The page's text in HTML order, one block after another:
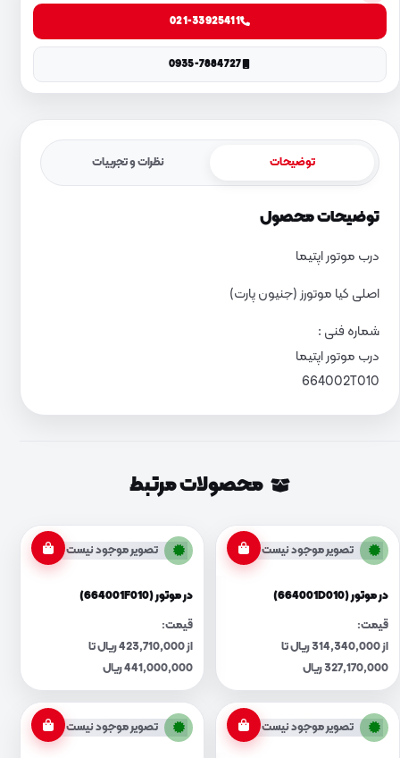
021-33925411
0935-7884727
توضیحات نظرات و تجربیات
توضیحات محصول
درب موتور اپتیما
اصلی کیا موتورز (جنیون پارت)
شماره فنی :
درب موتور اپتیما
664002T010
محصولات مرتبط
تصویر موجود نیست
در موتور (664001D010)
قیمت:
از 314,340,000 ریال تا
327,170,000 ریال
تصویر موجود نیست
در موتور (664001F010)
قیمت:
از 423,710,000 ریال تا
441,000,000 ریال
تصویر موجود نیست تصویر موجود نیست